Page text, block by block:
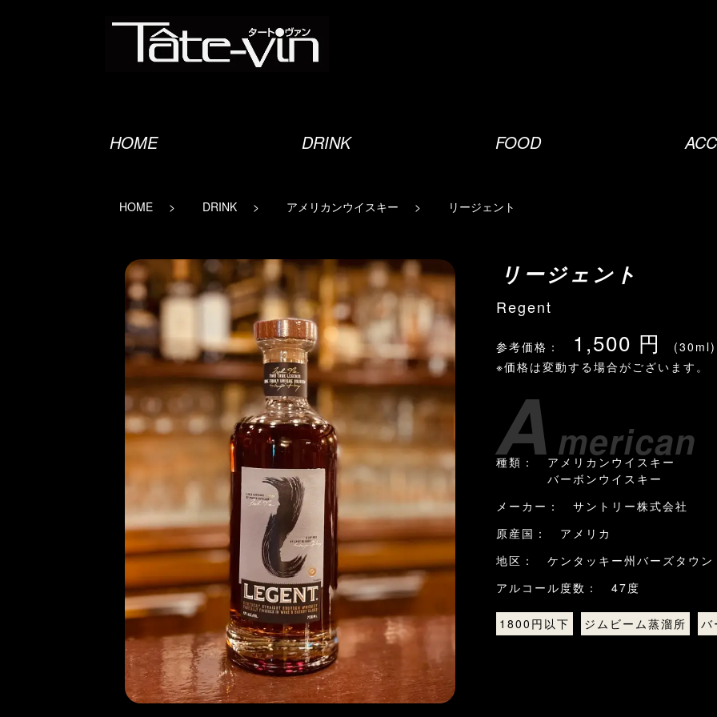
オーセンティックバー
HOME DRINK FOOD
HOME DRINK アメリカンウイスキー リージェント
リージェント
Regent
参考価格： 1,500 円
(30ml)
※価格は変動する場合がございます。
A merican
種類： アメリカンウイスキー
バーボンウイスキー
メーカー： サントリー株式会社
原産国： アメリカ
地区： ケンタッキー州バーズタウン
アルコール度数： 47度
1800円以下 ジムビーム蒸溜所 バ